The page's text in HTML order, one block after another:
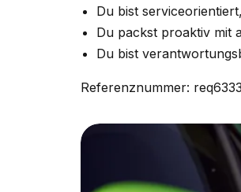
Du bist
Du packst proaktiv mit
Du bist
Referenznummer: